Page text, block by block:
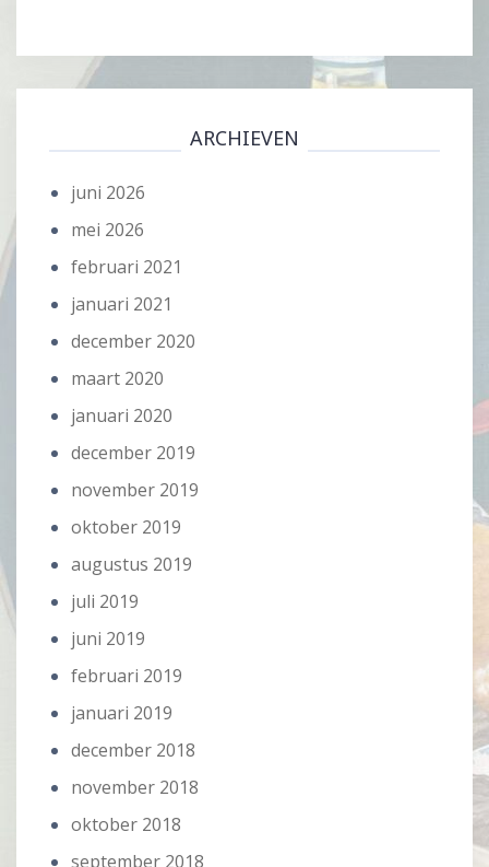
ARCHIEVEN
juni 2026
mei 2026
februari 2021
januari 2021
december 2020
maart 2020
januari 2020
december 2019
november 2019
oktober 2019
augustus 2019
juli 2019
juni 2019
februari 2019
januari 2019
december 2018
november 2018
oktober 2018
september 2018